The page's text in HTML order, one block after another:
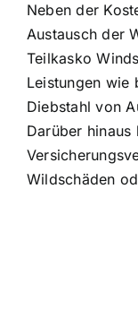
Neben der
Austausch der
Teilkasko
Leistungen wie
Diebstahl von
Darüber hinaus
Wildschäden